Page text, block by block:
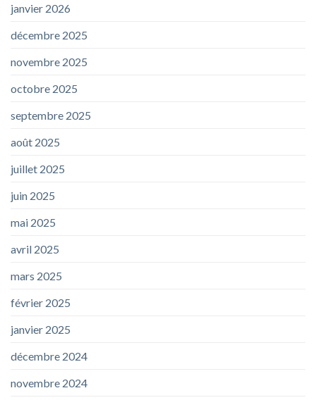
janvier 2026
décembre 2025
novembre 2025
octobre 2025
septembre 2025
août 2025
juillet 2025
juin 2025
mai 2025
avril 2025
mars 2025
février 2025
janvier 2025
décembre 2024
novembre 2024